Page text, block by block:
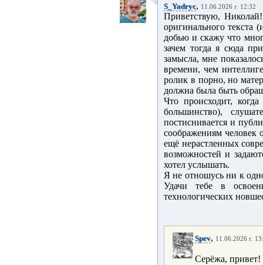
S_Yadryc, 11.06.2026 г. 12:32
Приветствую,
оригинального
добью и скажу что
зачем тогда я сюда
замысла, мне
времени, чем
ролик в порно, но
должна была быть
Что происходит,
большинство),
постиснивается и
соображениям человек
ещё нерастленных
возможностей и
хотел услышать.
Я не отношусь ни к
Удачи тебе в
технологических
Spev, 11.06.2026 г.
Серёжа, привет!